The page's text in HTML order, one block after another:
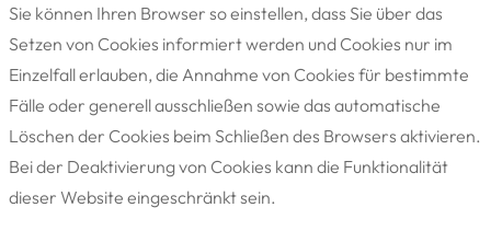
Sie können Ihren Browser so einstellen, dass Sie über das
Setzen von Cookies informiert werden und Cookies nur im
Einzelfall erlauben, die Annahme von Cookies für bestimmte
Fälle oder generell ausschließen sowie das automatische
Löschen der Cookies beim Schließen des Browsers aktivieren.
Bei der Deaktivierung von Cookies kann die Funktionalität
dieser Website eingeschränkt sein.